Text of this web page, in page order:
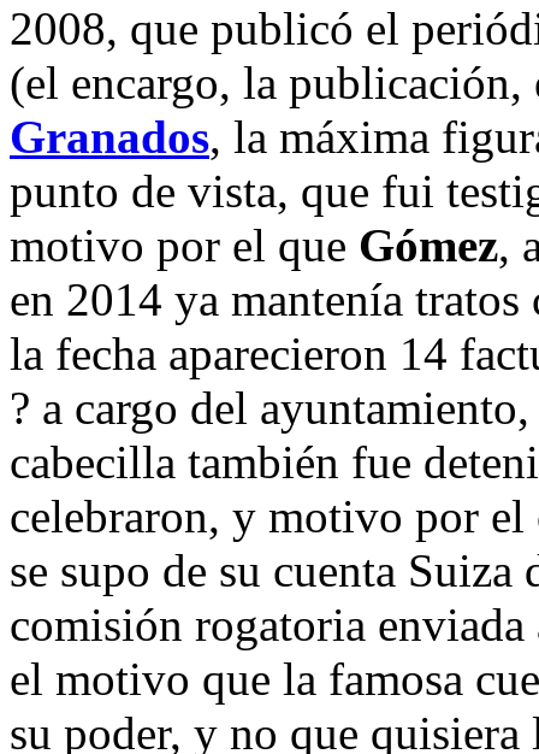
2008, que publicó el
(el encargo, la publicación,
Granados, la máxima
punto de vista, que fui
motivo por el que Gómez,
en 2014 ya mantenía
la fecha aparecieron 14
? a cargo del
cabecilla también fue
celebraron, y motivo por el
se supo de su cuenta
comisión rogatoria
el motivo que la famosa
su poder, y no que